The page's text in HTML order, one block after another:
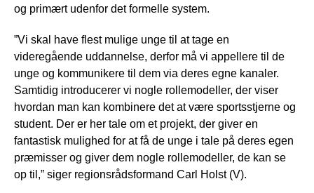
og primært udenfor det formelle system.
”Vi skal have flest mulige unge til at tage en
videregående uddannelse, derfor må vi appellere til de
unge og kommunikere til dem via deres egne kanaler.
Samtidig introducerer vi nogle rollemodeller, der viser
hvordan man kan kombinere det at være sportsstjerne og
student. Der er her tale om et projekt, der giver en
fantastisk mulighed for at få de unge i tale på deres egen
præmisser og giver dem nogle rollemodeller, de kan se
op til,” siger regionsrådsformand Carl Holst (V).